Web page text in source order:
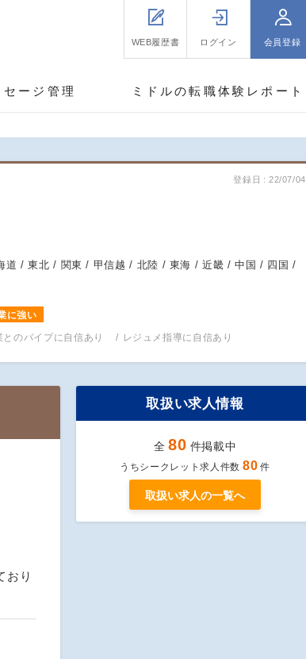
WEB履歴書 ログイン 会員登録
ージ管理 ミドルの転職体験レポート
登録日
22/07/04
道 / 東北 / 関東 / 甲信越 / 北陸 / 東海 / 近畿 / 中国 / 四国 /
に強い
とのパイプに自信あり レジュメ指導に自信あり
おり
取扱い求人情報
全 80 件掲載中
うちシークレット求人件数 80 件
取扱い求人の一覧へ